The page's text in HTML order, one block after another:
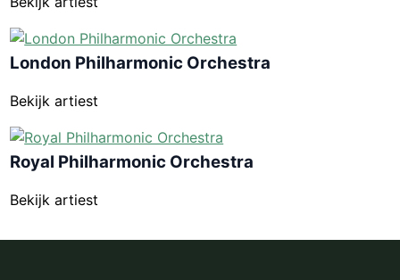
London Philharmonic Orchestra
Bekijk artiest
Royal Philharmonic Orchestra
Bekijk artiest